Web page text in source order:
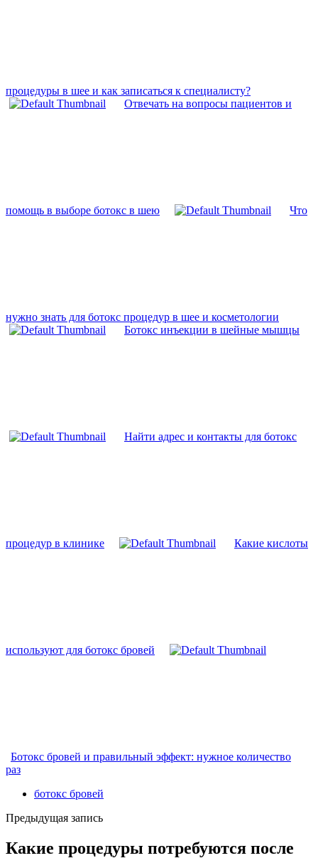
процедуры в шее и как записаться к специалисту?
Отвечать на вопросы пациентов и
помощь в выборе ботокс в шею Что
нужно знать для ботокс процедур в шее и косметологии
Ботокс инъекции в шейные мышцы
Найти адрес и контакты для ботокс
процедур в клинике Какие кислоты
используют для ботокс бровей
Ботокс бровей и правильный эффект: нужное количество
раз
ботокс бровей
Предыдущая запись
Какие процедуры потребуются после